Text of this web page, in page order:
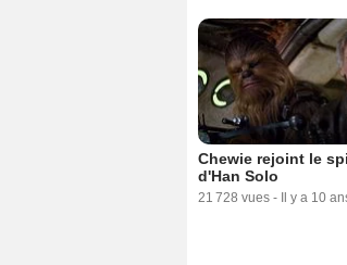
Chewie rejoint le
d'Han Solo
21 728 vues - Il y a 10